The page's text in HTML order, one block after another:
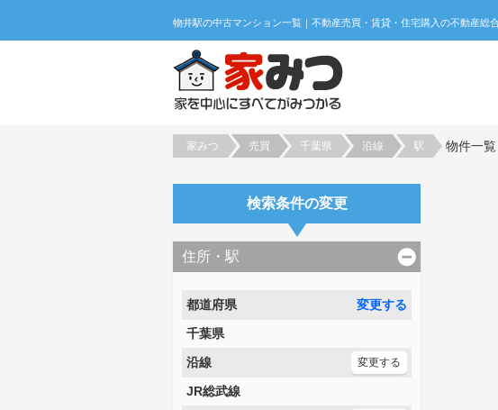
家みつ 売買 千葉県 沿線 駅 物件一覧
検索条件の変更
住所・駅
都道府県
変更する
千葉県
沿線
変更する
JR総武線